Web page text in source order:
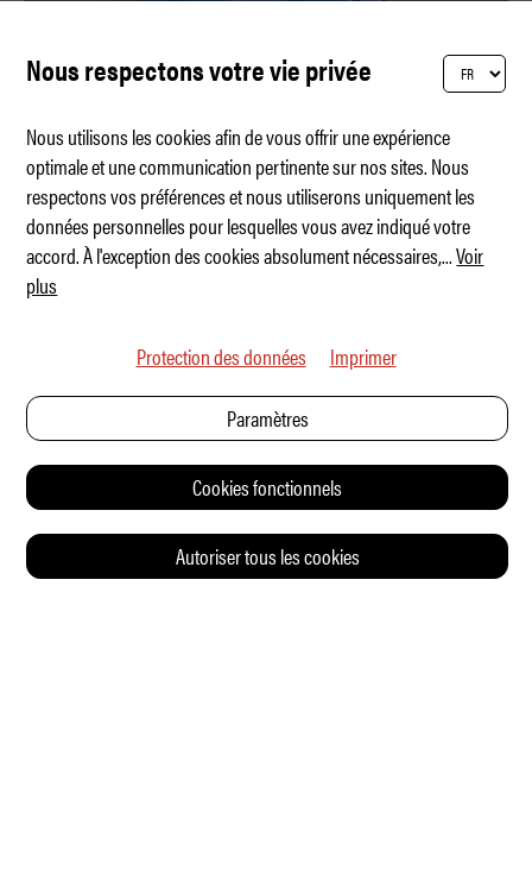
The Rolls-Royce Project Nightingale
Nous respectons votre vie privée
Nous utilisons les cookies afin de vous offrir une expérience
optimale et une communication pertinente sur nos sites. Nous
respectons vos préférences et nous utiliserons uniquement les
données personnelles pour lesquelles vous avez indiqué votre
accord. À l'exception des cookies absolument nécessaires,...Voir
plus
Protection des données Imprimer
Paramètres
Cookies fonctionnels
Autoriser tous les cookies